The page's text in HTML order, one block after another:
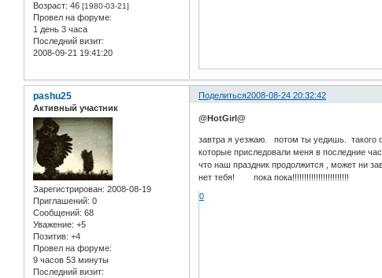
Возраст: 46 [1980-03-21]
Провел на форуме:
1 день 3 часа
Последний визит:
2008-09-21 19:41:20
Поделиться2008-08-24 20:32:42
pashu25
Активный участник
Зарегистрирован: 2008-08-19
Приглашений: 0
Сообщений: 68
Уважение: +5
Позитив: +4
Провел на форуме:
9 часов 53 минуты
Последний визит:
@HotGirl@
завтра я уезжаю. потом ты уедишь. такого
которые приследовали меня в последние
что наш праздник продолжится , может ни
нет тебя! пока пока!!!!!!!!!!!!!!!!!!!!!!!!
0